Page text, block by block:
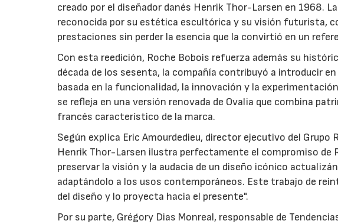
creado por el diseñador danés Henrik Thor-Larsen en 1968.
reconocida por su estética escultórica y su visión futurista,
prestaciones sin perder la esencia que la convirtió en un
Con esta reedición, Roche Bobois refuerza además su
década de los sesenta, la compañía contribuyó a introducir
basada en la funcionalidad, la innovación y la
se refleja en una versión renovada de Ovalia que combina
francés característico de la marca.
Según explica Eric Amourdedieu, director ejecutivo del Grupo
Henrik Thor-Larsen ilustra perfectamente el compromiso de
preservar la visión y la audacia de un diseño icónico
adaptándolo a los usos contemporáneos. Este trabajo de
del diseño y lo proyecta hacia el presente".
Por su parte, Grégory Dias Monreal, responsable de